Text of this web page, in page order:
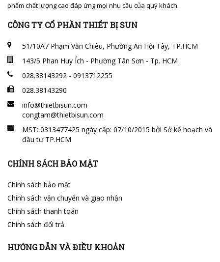
phẩm chất lượng cao đáp ứng mọi nhu cầu của quý khách.
CÔNG TY CỔ PHẦN THIẾT BỊ SUN
51/10A7 Phạm Văn Chiêu, Phường An Hội Tây, TP.HCM
143/5 Phan Huy Ích - Phường Tân Sơn - Tp. HCM
028.38143292 - 0913712255
028.38143290
info@thietbisun.com
congtam@thietbisun.com
MST: 0313477425 ngày cấp: 07/10/2015 bởi Sở kế hoạch và
đầu tư TP.HCM
CHÍNH SÁCH BẢO MẬT
Chính sách bảo mật
Chính sách vận chuyển và giao nhận
Chính sách thanh toán
Chính sách đổi trả
HƯỚNG DẪN VÀ ĐIỀU KHOẢN